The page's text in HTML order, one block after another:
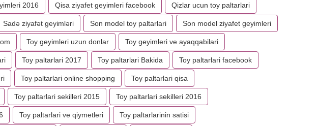
2016 Qisa ziyafet geyimleri facebook Qizlar ucun toy paltarlari
Sadə ziyafət geyimləri Son model toy paltarlari Son model ziyafet geyimleri
Toy geyimleri uzun donlar Toy geyimleri ve ayaqqabilari
Toy paltarlari 2017 Toy paltarlari Bakida Toy paltarlari facebook
Toy paltarlari online shopping Toy paltarlari qisa
Toy paltarlari sekilleri 2015 Toy paltarlari sekilleri 2016
Toy paltarlari ve qiymetleri Toy paltarlarinin satisi